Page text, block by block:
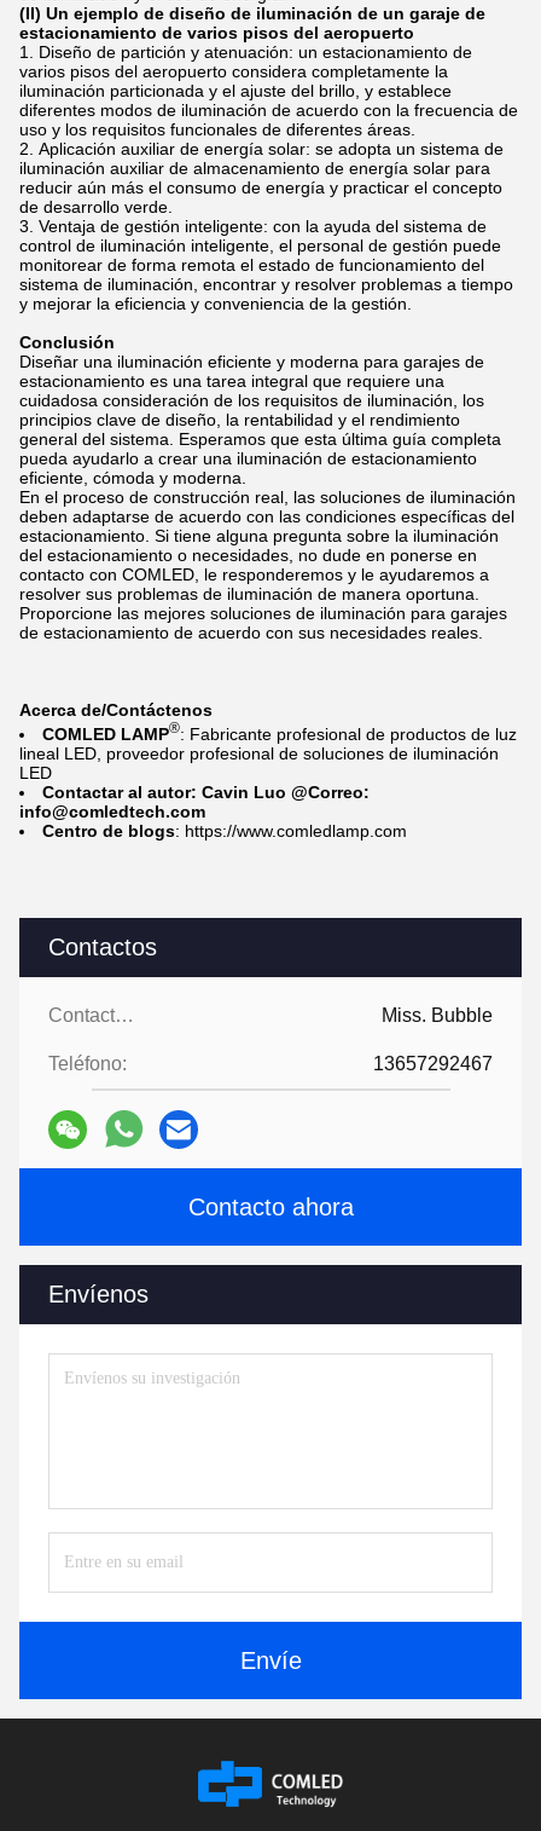
Contactos
Contactos: Miss. Bubble
Teléfono: 13657292467
Contacto ahora
Envíenos
Envíe
(II) Un ejemplo de diseño de iluminación de un garaje de
estacionamiento de varios pisos del aeropuerto
Diseño de partición y atenuación: un estacionamiento de
varios pisos del aeropuerto considera completamente la
iluminación particionada y el ajuste del brillo, y establece
diferentes modos de iluminación de acuerdo con la frecuencia de
uso y los requisitos funcionales de diferentes áreas.
Aplicación auxiliar de energía solar: se adopta un sistema de
iluminación auxiliar de almacenamiento de energía solar para
reducir aún más el consumo de energía y practicar el concepto
de desarrollo verde.
Ventaja de gestión inteligente: con la ayuda del sistema de
control de iluminación inteligente, el personal de gestión puede
monitorear de forma remota el estado de funcionamiento del
sistema de iluminación, encontrar y resolver problemas a tiempo
y mejorar la eficiencia y conveniencia de la gestión.
Conclusión
Diseñar una iluminación eficiente y moderna para garajes de
estacionamiento es una tarea integral que requiere una
cuidadosa consideración de los requisitos de iluminación, los
principios clave de diseño, la rentabilidad y el rendimiento
general del sistema. Esperamos que esta última guía completa
pueda ayudarlo a crear una iluminación de estacionamiento
eficiente, cómoda y moderna.
En el proceso de construcción real, las soluciones de iluminación
deben adaptarse de acuerdo con las condiciones específicas del
estacionamiento. Si tiene alguna pregunta sobre la iluminación
del estacionamiento o necesidades, no dude en ponerse en
contacto con COMLED, le responderemos y le ayudaremos a
resolver sus problemas de iluminación de manera oportuna.
Proporcione las mejores soluciones de iluminación para garajes
de estacionamiento de acuerdo con sus necesidades reales.
Acerca de/Contáctenos
COMLED LAMP®: Fabricante profesional de productos de luz
lineal LED, proveedor profesional de soluciones de iluminación
LED
Contactar al autor: Cavin Luo @Correo:
info@comledtech.com
Centro de blogs: https://www.comledlamp.com